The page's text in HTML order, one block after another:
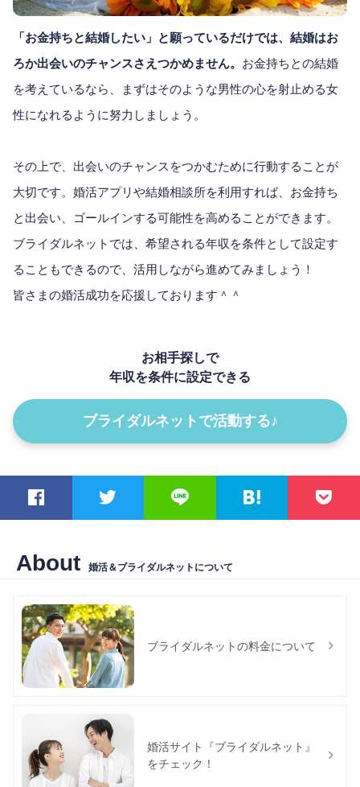
「お金持ちと結婚したい」と願っているだけでは、結婚はお
ろか出会いのチャンスさえつかめません。 お金持ちとの結婚
を考えているなら、まずはそのような男性の心を射止める女
性になれるように努力しましょう。
その上で、出会いのチャンスをつかむために行動することが
大切です。婚活アプリや結婚相談所を利用すれば、お金持ち
と出会い、ゴールインする可能性を高めることができます。
ブライダルネットでは、希望される年収を条件として設定す
ることもできるので、活用しながら進めてみましょう！
皆さまの婚活成功を応援しております＾＾
お相手探しで
年収を条件に設定できる
ブライダルネットで活動する♪
About 婚活＆ブライダルネットについて
ブライダルネットの料金について
婚活サイト『ブライダルネット』
をチェック！